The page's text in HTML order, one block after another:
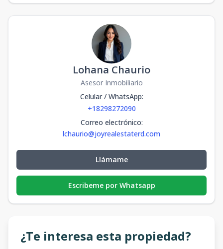
Lohana Chaurio
Asesor Inmobiliario
Celular / WhatsApp:
+18298272090
Correo electrónico:
lchaurio@joyrealestaterd.com
Llámame
Escribeme por Whatsapp
¿Te interesa esta propiedad?